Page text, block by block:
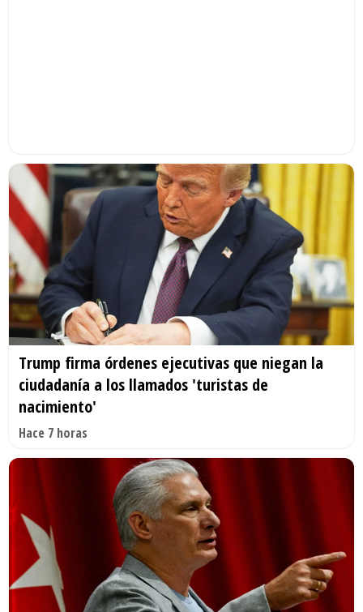
Trump firma órdenes ejecutivas que niegan la
ciudadanía a los llamados 'turistas de
nacimiento'
Hace 7 horas